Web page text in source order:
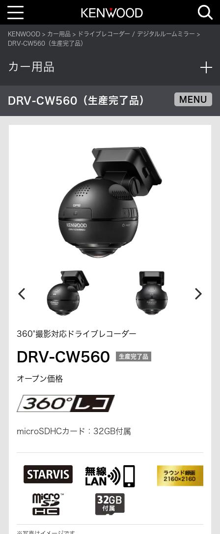
T
l
e
v
i
i
o
KENWOOD カー用品
ドライブレコーダー / デジタルルームミラー
DRV-CW560（生産完了品）
カー用品
DRV-CW560（生産完了品） MENU
360°撮影対応ドライブレコーダー
DRV-CW560 生産完了品
オープン価格
microSDHCカード：32GB付属